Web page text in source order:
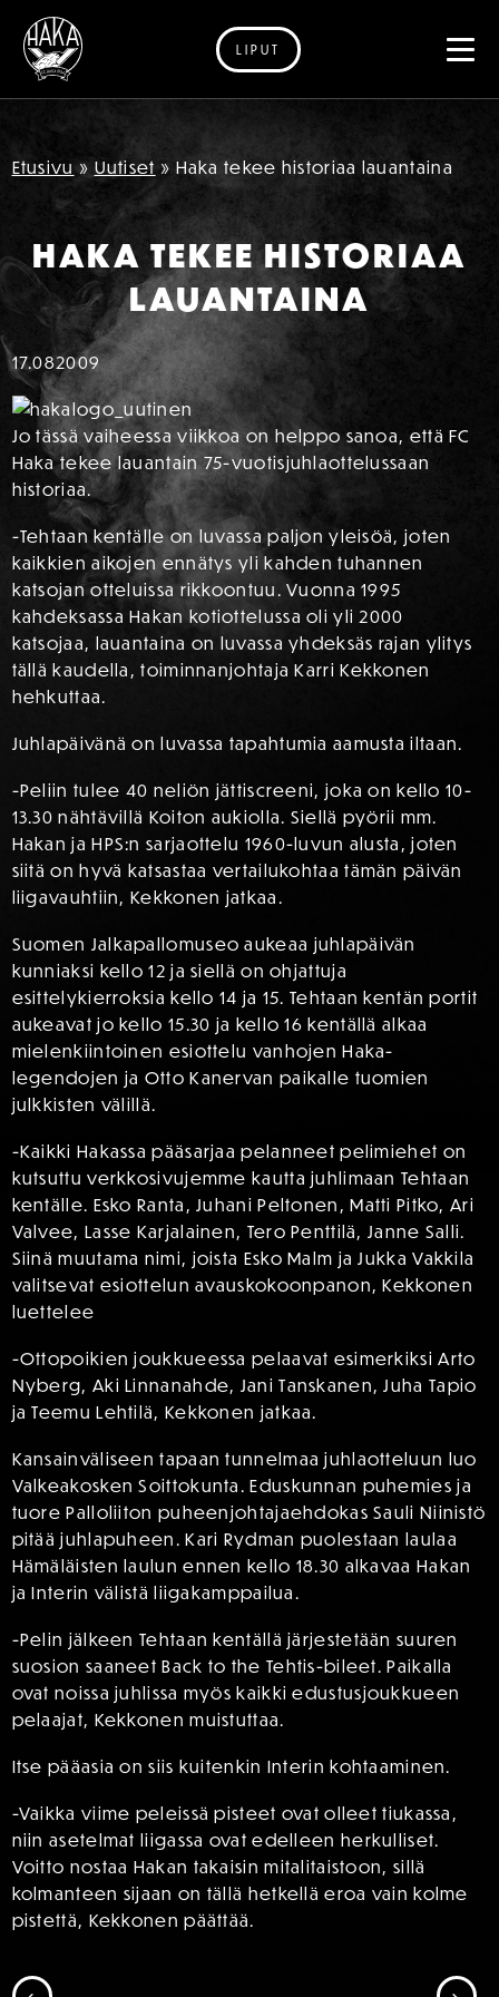
Siirry sisältöön
LIPUT
Etusivu » Uutiset » Haka tekee historiaa lauantaina
HAKA TEKEE HISTORIAA
LAUANTAINA
17.082009
Jo tässä vaiheessa viikkoa on helppo sanoa, että FC
Haka tekee lauantain 75-vuotisjuhlaottelussaan
historiaa.
-Tehtaan kentälle on luvassa paljon yleisöä, joten
kaikkien aikojen ennätys yli kahden tuhannen
katsojan otteluissa rikkoontuu. Vuonna 1995
kahdeksassa Hakan kotiottelussa oli yli 2000
katsojaa, lauantaina on luvassa yhdeksäs rajan ylitys
tällä kaudella, toiminnanjohtaja Karri Kekkonen
hehkuttaa.
Juhlapäivänä on luvassa tapahtumia aamusta iltaan.
-Peliin tulee 40 neliön jättiscreeni, joka on kello 10-
13.30 nähtävillä Koiton aukiolla. Siellä pyörii mm.
Hakan ja HPS:n sarjaottelu 1960-luvun alusta, joten
siitä on hyvä katsastaa vertailukohtaa tämän päivän
liigavauhtiin, Kekkonen jatkaa.
Suomen Jalkapallomuseo aukeaa juhlapäivän
kunniaksi kello 12 ja siellä on ohjattuja
esittelykierroksia kello 14 ja 15. Tehtaan kentän portit
aukeavat jo kello 15.30 ja kello 16 kentällä alkaa
mielenkiintoinen esiottelu vanhojen Haka-
legendojen ja Otto Kanervan paikalle tuomien
julkkisten välillä.
-Kaikki Hakassa pääsarjaa pelanneet pelimiehet on
kutsuttu verkkosivujemme kautta juhlimaan Tehtaan
kentälle. Esko Ranta, Juhani Peltonen, Matti Pitko, Ari
Valvee, Lasse Karjalainen, Tero Penttilä, Janne Salli.
Siinä muutama nimi, joista Esko Malm ja Jukka Vakkila
valitsevat esiottelun avauskokoonpanon, Kekkonen
luettelee
-Ottopoikien joukkueessa pelaavat esimerkiksi Arto
Nyberg, Aki Linnanahde, Jani Tanskanen, Juha Tapio
ja Teemu Lehtilä, Kekkonen jatkaa.
Kansainväliseen tapaan tunnelmaa juhlaotteluun luo
Valkeakosken Soittokunta. Eduskunnan puhemies ja
tuore Palloliiton puheenjohtajaehdokas Sauli Niinistö
pitää juhlapuheen. Kari Rydman puolestaan laulaa
Hämäläisten laulun ennen kello 18.30 alkavaa Hakan
ja Interin välistä liigakamppailua.
-Pelin jälkeen Tehtaan kentällä järjestetään suuren
suosion saaneet Back to the Tehtis-bileet. Paikalla
ovat noissa juhlissa myös kaikki edustusjoukkueen
pelaajat, Kekkonen muistuttaa.
Itse pääasia on siis kuitenkin Interin kohtaaminen.
-Vaikka viime peleissä pisteet ovat olleet tiukassa,
niin asetelmat liigassa ovat edelleen herkulliset.
Voitto nostaa Hakan takaisin mitalitaistoon, sillä
kolmanteen sijaan on tällä hetkellä eroa vain kolme
pistettä, Kekkonen päättää.